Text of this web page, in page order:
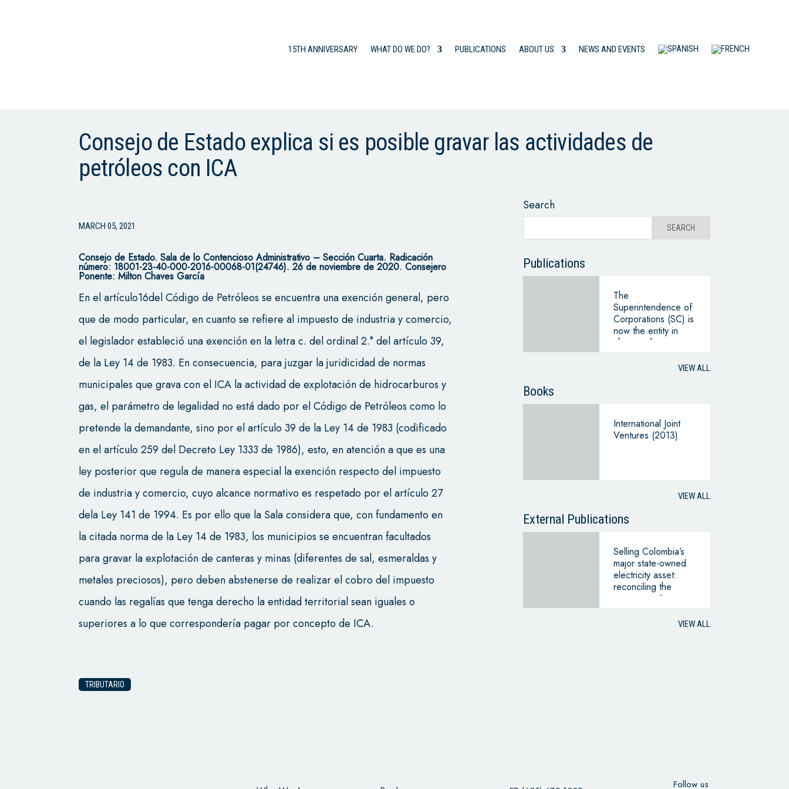
15TH ANNIVERSARY WHAT DO WE DO? PUBLICATIONS ABOUT US NEWS AND EVENTS
Consejo de Estado explica si es posible gravar las actividades de
petróleos con ICA
MARCH 05, 2021
Consejo de Estado.Sala de lo Contencioso Administrativo – Sección Cuarta. Radicación
número: 18001-23-40-000-2016-00068-01(24746). 26 de noviembre de 2020.Consejero
Ponente: Milton Chaves García
En el artículo16del Código de Petróleos se encuentra una exención general, pero
que de modo particular, en cuanto se refiere al impuesto de industria y comercio,
el legislador estableció una exención en la letra c. del ordinal 2.° del artículo 39,
de la Ley 14 de 1983. En consecuencia, para juzgar la juridicidad de normas
municipales que grava con el ICA la actividad de explotación de hidrocarburos y
gas, el parámetro de legalidad no está dado por el Código de Petróleos como lo
pretende la demandante, sino por el artículo 39 de la Ley 14 de 1983 (codificado
en el artículo 259 del Decreto Ley 1333 de 1986), esto, en atención a que es una
ley posterior que regula de manera especial la exención respecto del impuesto
de industria y comercio, cuyo alcance normativo es respetado por el artículo 27
dela Ley 141 de 1994. Es por ello que la Sala considera que, con fundamento en
la citada norma de la Ley 14 de 1983, los municipios se encuentran facultados
para gravar la explotación de canteras y minas (diferentes de sal, esmeraldas y
metales preciosos), pero deben abstenerse de realizar el cobro del impuesto
cuando las regalías que tenga derecho la entidad territorial sean iguales o
superiores a lo que correspondería pagar por concepto de ICA.
TRIBUTARIO
Search
Publications
The
Superintendence of
Corporations (SC) is
now the entity in
charge of
VIEW ALL
Books
International Joint
Ventures (2013)
VIEW ALL
External Publications
Selling Colombia’s
major state-owned
electricity asset:
reconciling the
government’s
VIEW ALL
Follow us